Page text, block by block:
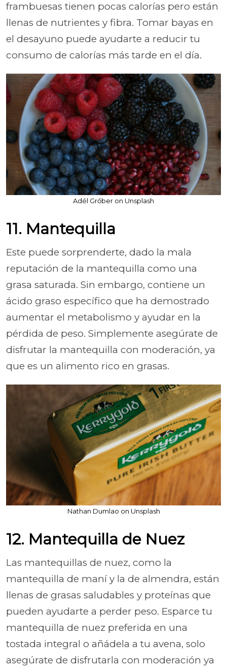
frambuesas tienen pocas calorías pero están
llenas de nutrientes y fibra. Tomar bayas en
el desayuno puede ayudarte a reducir tu
consumo de calorías más tarde en el día.
Adél Grőber on Unsplash
11. Mantequilla
Este puede sorprenderte, dado la mala
reputación de la mantequilla como una
grasa saturada. Sin embargo, contiene un
ácido graso específico que ha demostrado
aumentar el metabolismo y ayudar en la
pérdida de peso. Simplemente asegúrate de
disfrutar la mantequilla con moderación, ya
que es un alimento rico en grasas.
Nathan Dumlao on Unsplash
12. Mantequilla de Nuez
Las mantequillas de nuez, como la
mantequilla de maní y la de almendra, están
llenas de grasas saludables y proteínas que
pueden ayudarte a perder peso. Esparce tu
mantequilla de nuez preferida en una
tostada integral o añádela a tu avena, solo
asegúrate de disfrutarla con moderación ya